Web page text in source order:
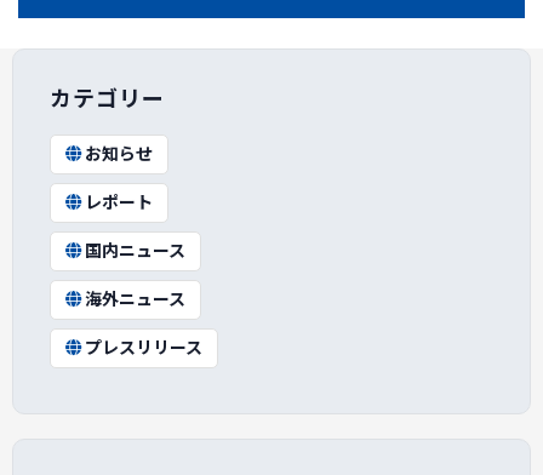
カテゴリー
お知らせ
レポート
国内ニュース
海外ニュース
プレスリリース